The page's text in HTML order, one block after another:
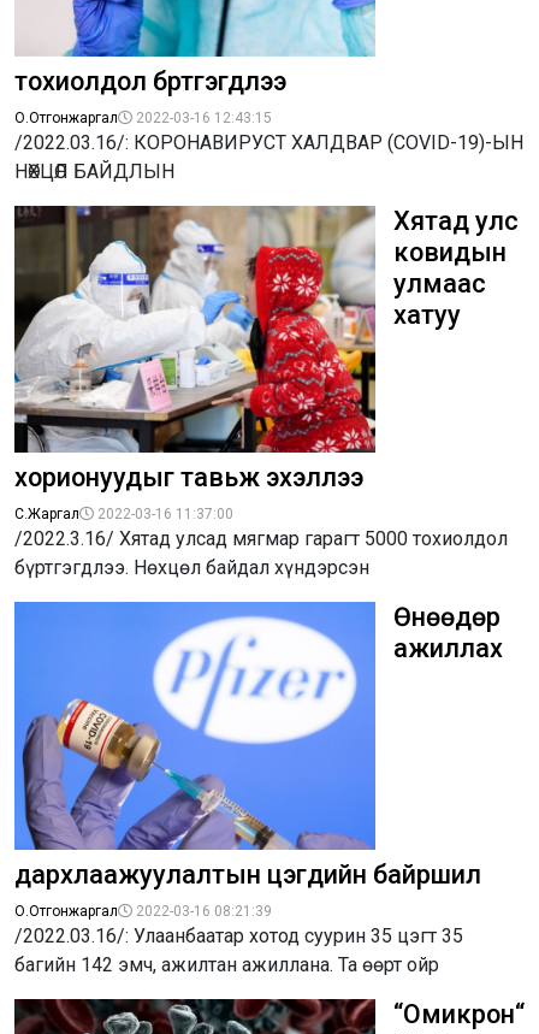
тохиолдол бүртгэгдлээ
О.Отгонжаргал 2022-03-16 12:43:15
/2022.03.16/: КОРОНАВИРУСТ ХАЛДВАР (COVID-19)-ЫН
НӨХЦӨЛ БАЙДЛЫН
Хятад улс
ковидын
улмаас
хатуу
хорионуудыг тавьж эхэллээ
С.Жаргал 2022-03-16 11:37:00
/2022.3.16/ Хятад улсад мягмар гарагт 5000 тохиолдол
бүртгэгдлээ. Нөхцөл байдал хүндэрсэн
Өнөөдөр
ажиллах
дархлаажуулалтын цэгүүдийн байршил
О.Отгонжаргал 2022-03-16 08:21:39
/2022.03.16/: Улаанбаатар хотод суурин 35 цэгт 35
багийн 142 эмч, ажилтан ажиллана. Та өөрт ойр
“Омикрон“